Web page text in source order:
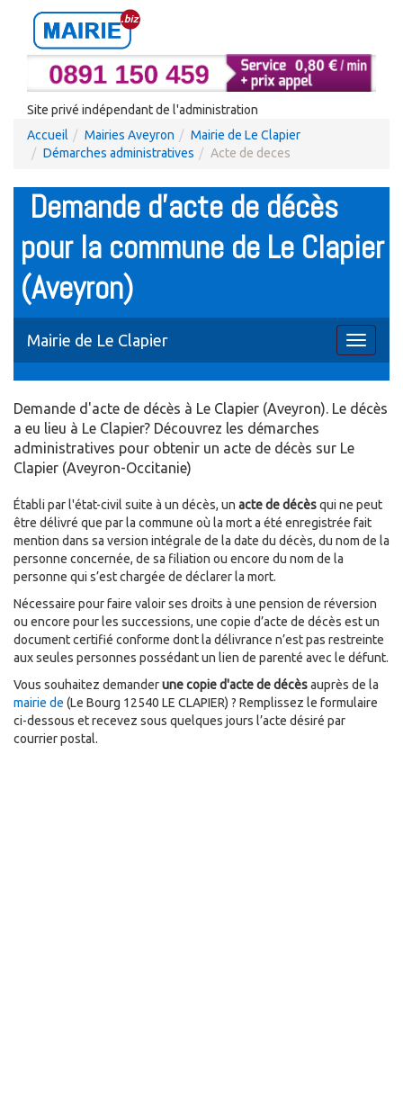
Site privé indépendant de l'administration
Accueil
Mairies Aveyron
Mairie de Le Clapier
Démarches administratives
Acte de deces
Demande d'acte de décès
pour la commune de Le Clapier
(Aveyron)
Toggle
Mairie de Le Clapier
Demande d'acte de décès à Le Clapier (Aveyron). Le décès
a eu lieu à Le Clapier? Découvrez les démarches
administratives pour obtenir un acte de décès sur Le
Clapier (Aveyron-Occitanie)
Établi par l'état-civil suite à un décès, un acte de décèsqui ne peut
être délivré que par la commune où la mort a été enregistrée fait
mention dans sa version intégrale de la date du décès, du nom de la
personne concernée, de sa filiation ou encore du nom de la
personne qui s’est chargée de déclarer la mort.
Nécessaire pour faire valoir ses droits à une pension de réversion
ou encore pour les successions, une copie d’acte de décès est un
document certifié conforme dont la délivrance n’est pas restreinte
aux seules personnes possédant un lien de parenté avec le défunt.
Vous souhaitez demanderune copie d'acte de décèsauprès de la
mairie de (Le Bourg 12540 LE CLAPIER) ? Remplissez le formulaire
ci-dessous et recevez sous quelques jours l’acte désiré par
courrier postal.